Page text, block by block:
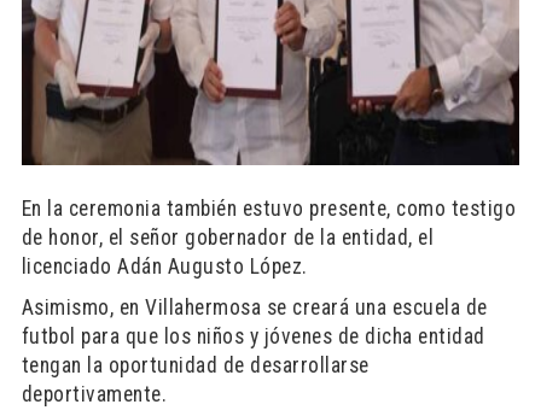
En la ceremonia también estuvo presente, como testigo
de honor, el señor gobernador de la entidad, el
licenciado Adán Augusto López.
Asimismo, en Villahermosa se creará una escuela de
futbol para que los niños y jóvenes de dicha entidad
tengan la oportunidad de desarrollarse
deportivamente.